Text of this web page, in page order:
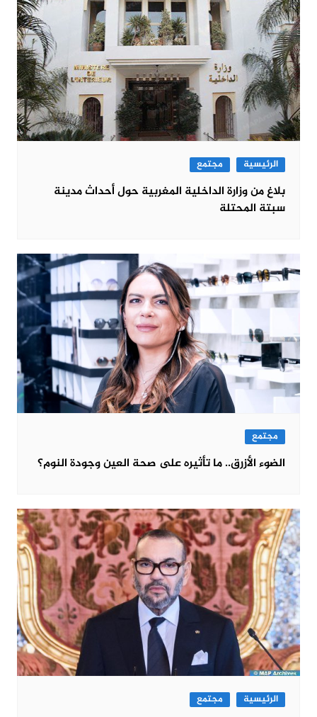
الرئيسية مجتمع
بلاغ من وزارة الداخلية المغربية حول أحداث مدينة
سبتة المحتلة
مجتمع
الضوء الأزرق.. ما تأثيره على صحة العين وجودة النوم؟
الرئيسية مجتمع